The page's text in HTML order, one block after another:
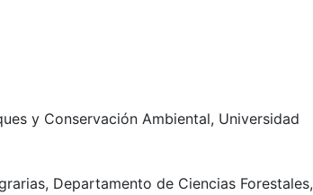
y Conservación Ambiental, Universidad
Departamento de Ciencias Forestales,